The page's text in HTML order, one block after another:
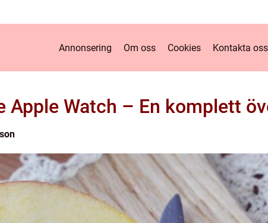
Annonsering Om oss Cookies Kontakta oss
Apple Watch – En komplett